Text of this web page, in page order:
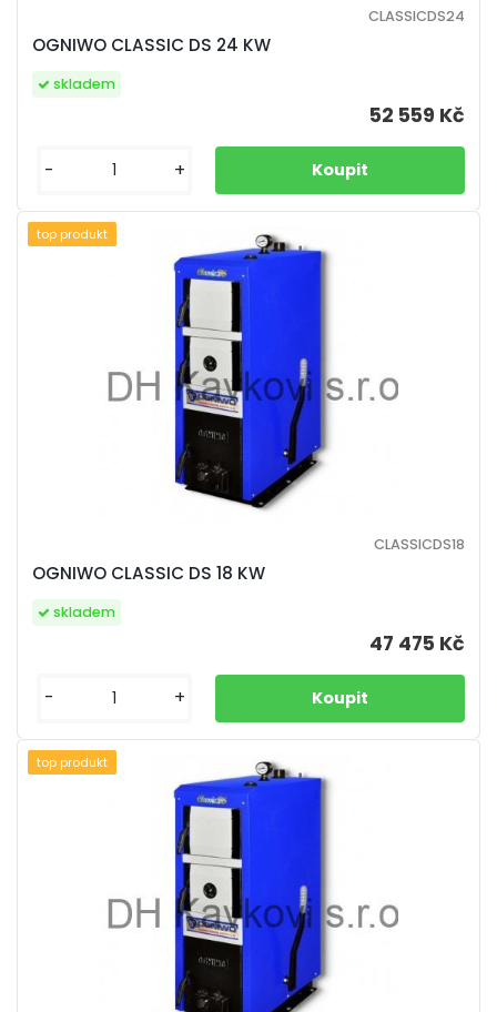
OGNIWO CLASSIC DS 24 KW
CLASSICDS24
52 559 Kč
skladem
- +
OGNIWO CLASSIC DS 18 KW
CLASSICDS18
47 475 Kč
skladem
- +
top produkt
top produkt